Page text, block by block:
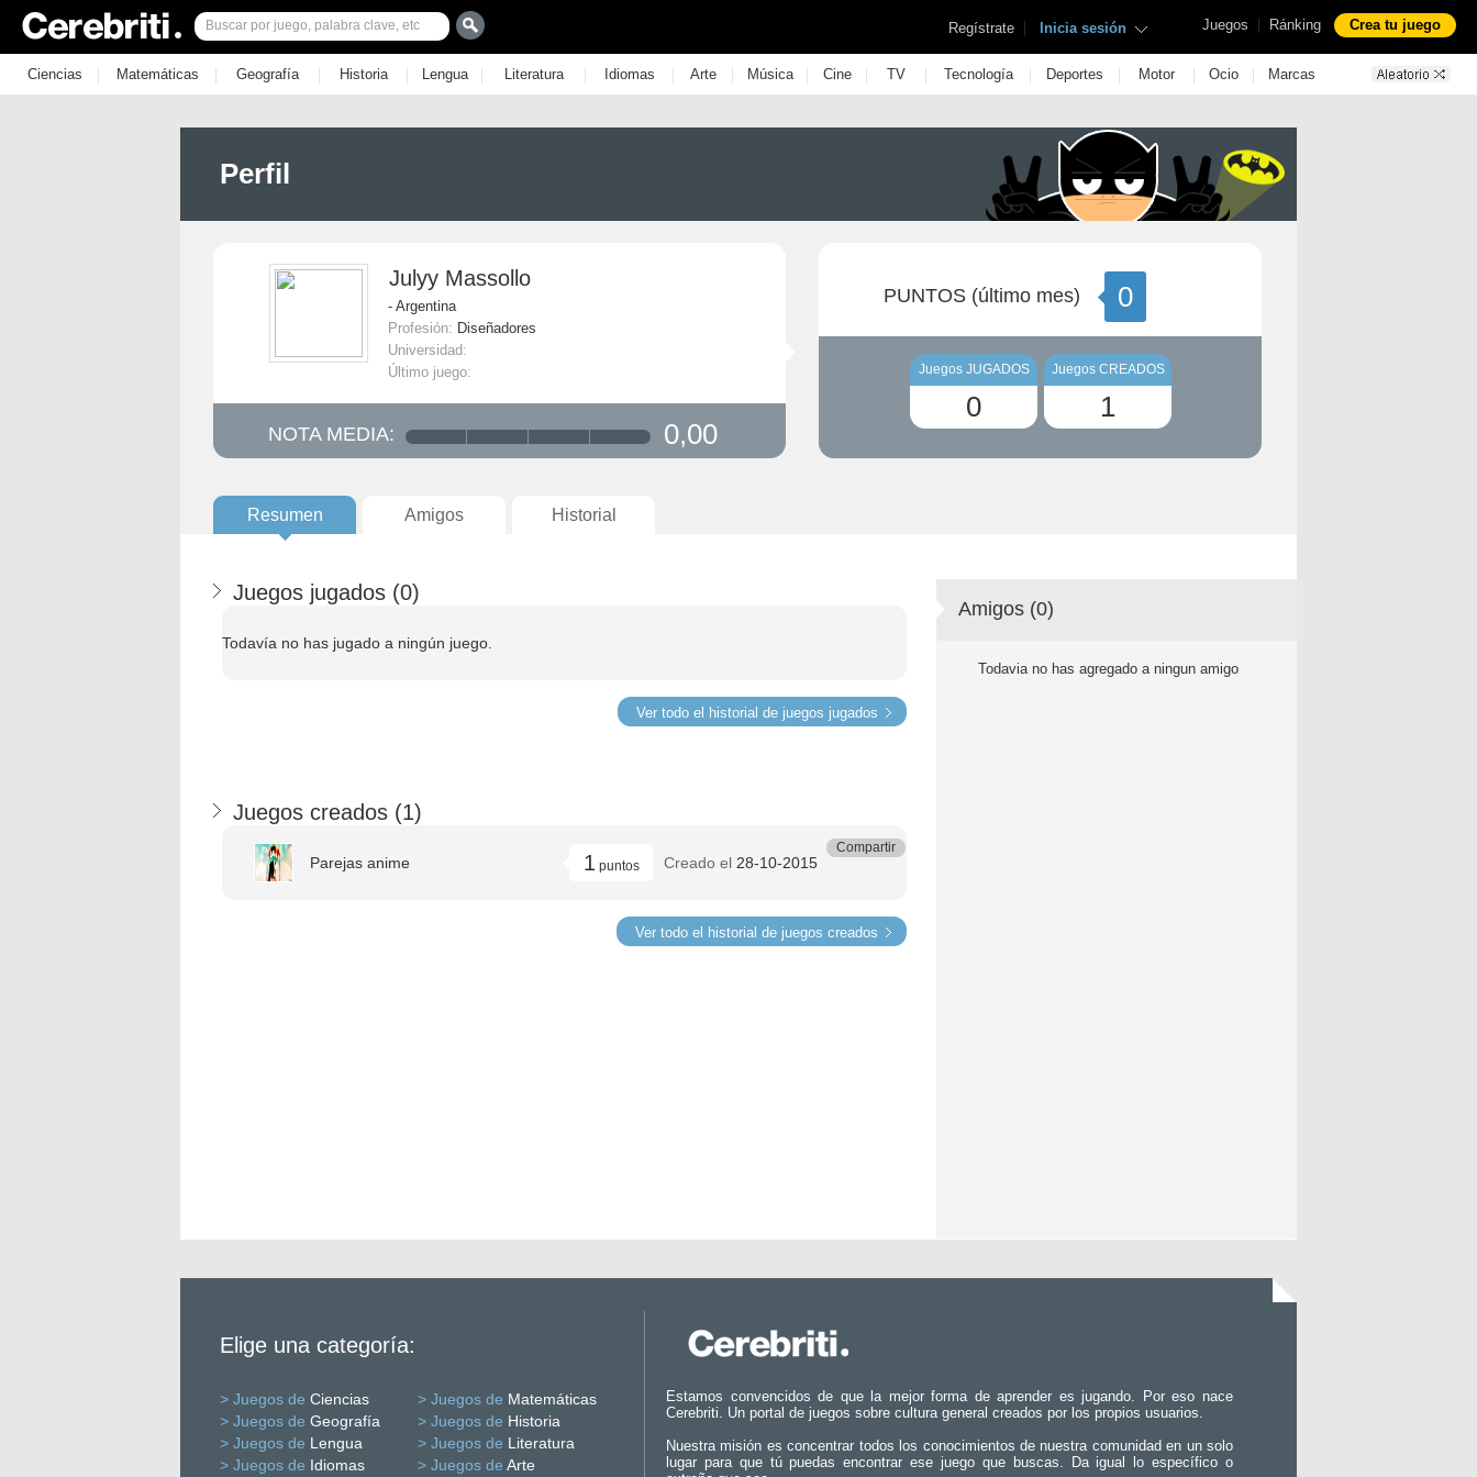
Juegos | Ránking Crea tu juego
Regístrate | Inicia sesión
Ciencias | Matemáticas | Geografía | Historia | Lengua | Literatura | Idiomas | Arte | Música | Cine | TV | Tecnología | Deportes | Motor | Ocio | Marcas
Perfil
Julyy Massollo
- Argentina
Profesión: Diseñadores
Universidad:
Último juego:
NOTA MEDIA: 0,00
PUNTOS (último mes) 0
Juegos JUGADOS
0
Juegos CREADOS
1
Resumen Amigos Historial
Juegos jugados (0)
Todavía no has jugado a ningún juego.
Ver todo el historial de juegos jugados
Juegos creados (1)
Parejas anime 1puntos Creado el 28-10-2015
Compartir
Ver todo el historial de juegos creados
Amigos (0)
Todavia no has agregado a ningun amigo
Elige una categoría:
> Juegos de Ciencias > Juegos de Matemáticas
> Juegos de Geografía > Juegos de Historia
> Juegos de Lengua > Juegos de Literatura
> Juegos de Idiomas > Juegos de Arte
Estamos convencidos de que la mejor forma de aprender es jugando. Por eso nace
Cerebriti. Un portal de juegos sobre cultura general creados por los propios usuarios.
Nuestra misión es concentrar todos los conocimientos de nuestra comunidad en un solo
lugar para que tú puedas encontrar ese juego que buscas. Da igual lo específico o